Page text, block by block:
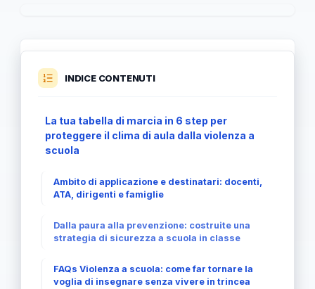
INDICE CONTENUTI
La tua tabella di marcia in 6 step per
proteggere il clima di aula dalla violenza a
scuola
Ambito di applicazione e destinatari: docenti,
ATA, dirigenti e famiglie
Dalla paura alla prevenzione: costruite una
strategia di sicurezza a scuola in classe
FAQs Violenza a scuola: come far tornare la
voglia di insegnare senza vivere in trincea